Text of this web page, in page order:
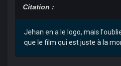
Citation :
Jehan en a le logo, mais
que le film qui est juste à la